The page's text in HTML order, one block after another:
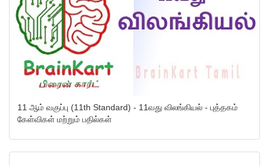
11 ஆம் வகுப்பு (11th Standard) - 11வது விலங்கியல் - புத்தகம்
கேள்விகள் மற்றும் பதில்கள்